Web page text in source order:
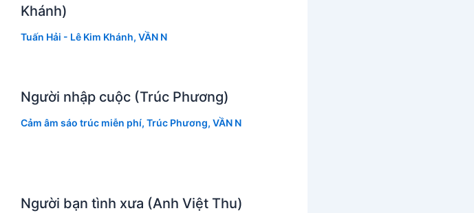
Khánh)
Tuấn Hải - Lê Kim Khánh, VẦN N
Người nhập cuộc (Trúc Phương)
Cảm âm sáo trúc miễn phí, Trúc Phương, VẦN N
Người bạn tình xưa (Anh Việt Thu)